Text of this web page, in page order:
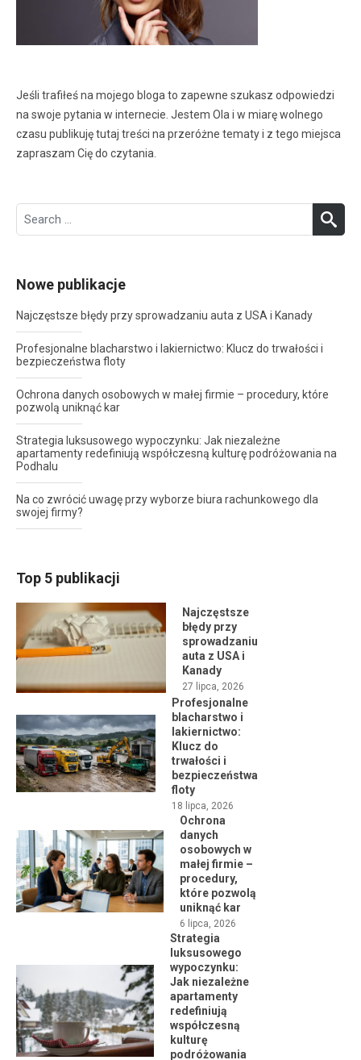
Jeśli trafiłeś na mojego bloga to zapewne szukasz odpowiedzi
na swoje pytania w internecie. Jestem Ola i w miarę wolnego
czasu publikuję tutaj treści na przeróżne tematy i z tego miejsca
zapraszam Cię do czytania.
Search
for:
Nowe publikacje
Najczęstsze błędy przy sprowadzaniu auta z USA i Kanady
Profesjonalne blacharstwo i lakiernictwo: Klucz do trwałości i
bezpieczeństwa floty
Ochrona danych osobowych w małej firmie – procedury, które
pozwolą uniknąć kar
Strategia luksusowego wypoczynku: Jak niezależne
apartamenty redefiniują współczesną kulturę podróżowania na
Podhalu
Na co zwrócić uwagę przy wyborze biura rachunkowego dla
swojej firmy?
Top 5 publikacji
Najczęstsze
błędy przy
sprowadzaniu
auta z USA i
Kanady
27 lipca, 2026
Profesjonalne
blacharstwo i
lakiernictwo:
Klucz do
trwałości i
bezpieczeństwa
floty
18 lipca, 2026
Ochrona
danych
osobowych w
małej firmie –
procedury,
które pozwolą
uniknąć kar
6 lipca, 2026
Strategia
luksusowego
wypoczynku:
Jak niezależne
apartamenty
redefiniują
współczesną
kulturę
podróżowania